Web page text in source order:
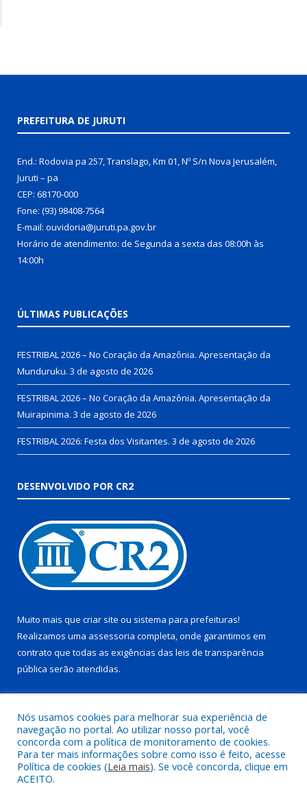
PREFEITURA DE JURUTI
End.: Rodovia pa 257, Translago, Km 01, Nº S/n Nova Jerusalém,
Juruti – pa
CEP: 68170-000
Fone: (93) 98408-7564
E-mail: ouvidoria@juruti.pa.gov.br
Horário de atendimento: de Segunda a sexta das 08:00h às
14:00h
ÚLTIMAS PUBLICAÇÕES
FESTRIBAL 2026 – No Coração da Amazônia. Apresentação da
Munduruku. 3 de agosto de 2026
FESTRIBAL 2026 – No Coração da Amazônia. Apresentação da
Muirapinima. 3 de agosto de 2026
FESTRIBAL 2026: Festa dos Visitantes. 3 de agosto de 2026
DESENVOLVIDO POR CR2
Muito mais que criar site ou sistema para prefeituras!
Realizamos uma assessoria completa, onde garantimos em
contrato que todas as exigências das leis de transparência
pública serão atendidas.
Todos os direitos reservados a Prefeitura Municipal de Juruti.
Nós usamos cookies para melhorar sua experiência de
navegação no portal. Ao utilizar nosso portal, você
concorda com a política de monitoramento de cookies.
Para ter mais informações sobre como isso é feito, acesse
Política de cookies (Leia mais). Se você concorda, clique em
ACEITO.